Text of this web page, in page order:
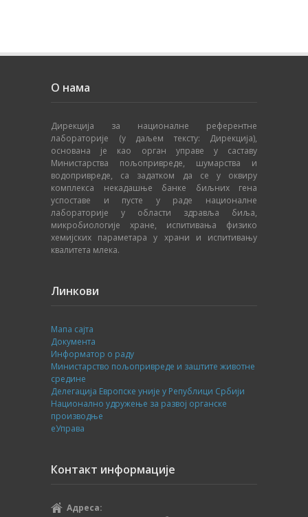
О нама
Дирекција за националне референтне
лабораторије (у даљем тексту: Дирекција),
основана је као орган управе у саставу
Министарства пољопривреде, шумарства и
водопривреде, са задатком да се у оквиру
комплекса некадашње банке биљних гена
успоставе и пусте у раде националне
лабораторије у области здравља биља,
микробиологије хране, испитивања физико
хемијских параметара у храни и испитивању
квалитета млека.
Линкови
Мапа сајта
Документа
Информатор о раду
Министарство пољопривреде и заштите животне
средине
Делегација Европске уније у Републици Србији
Национално удружење за развој органске
производње
еУправа
Контакт информације
Адреса: